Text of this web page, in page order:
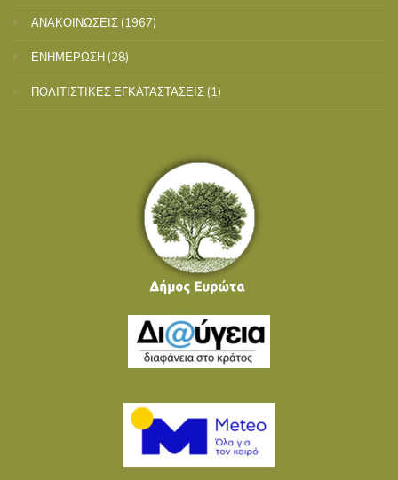
ΑΝΑΚΟΙΝΩΣΕΙΣ (1967)
ΕΝΗΜΕΡΩΣΗ (28)
ΠΟΛΙΤΙΣΤΙΚΕΣ ΕΓΚΑΤΑΣΤΑΣΕΙΣ (1)